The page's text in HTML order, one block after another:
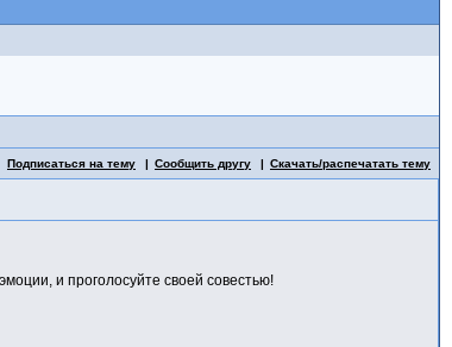
Подписаться на тему Сообщить другу Скачать/распечатать тему
и проголосуйте своей совестью!